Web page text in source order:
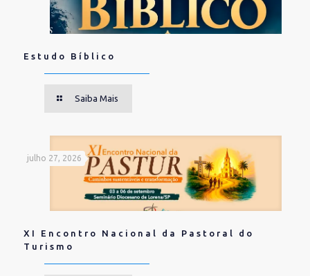
Estudo Bíblico
Saiba Mais
julho 27, 2026
XI Encontro Nacional da Pastoral do
Turismo